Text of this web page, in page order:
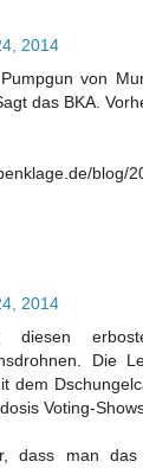
2014
von
das BKA.
blog/
2014
diesen
Die
dem
Voting-
dass man